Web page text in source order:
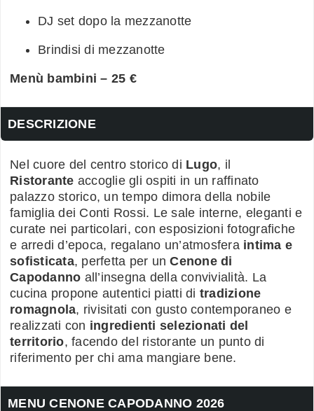
DJ set dopo la mezzanotte
Brindisi di mezzanotte
Menù bambini – 25 €
DESCRIZIONE
Nel cuore del centro storico di Lugo, il
Ristorante accoglie gli ospiti in un raffinato
palazzo storico, un tempo dimora della nobile
famiglia dei Conti Rossi. Le sale interne, eleganti e
curate nei particolari, con esposizioni fotografiche
e arredi d’epoca, regalano un’atmosfera intima e
sofisticata, perfetta per unCenone di
Capodanno all’insegna della convivialità. La
cucina propone autentici piatti di tradizione
romagnola, rivisitati con gusto contemporaneo e
realizzati con ingredienti selezionati del
territorio, facendo del ristorante un punto di
riferimento per chi ama mangiare bene.
MENU CENONE CAPODANNO 2026